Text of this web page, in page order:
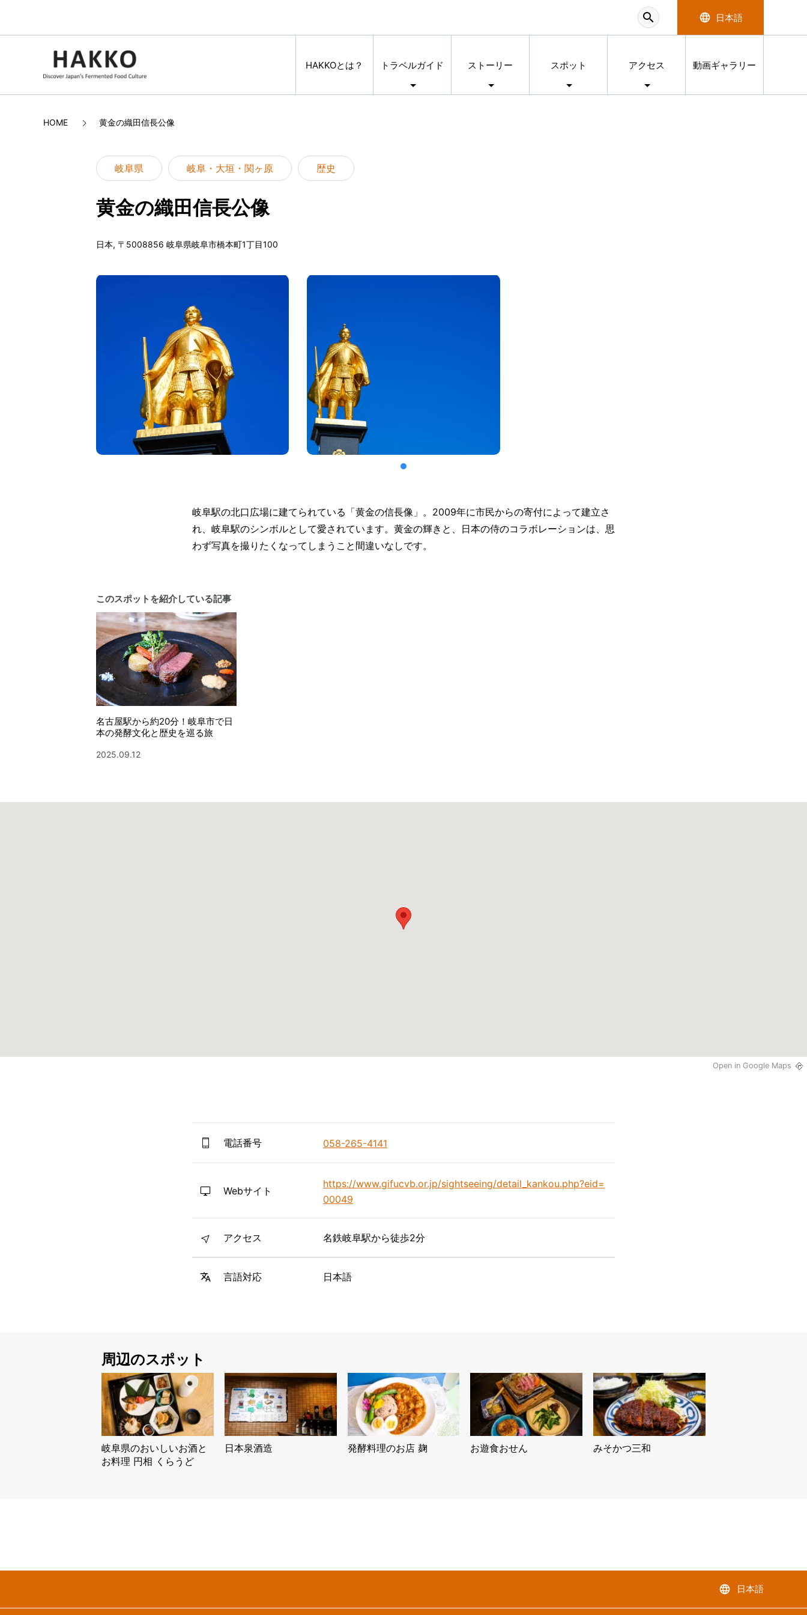
search language 日本語
HAKKOとは？ トラベルガイド ストーリー スポット アクセス 動画ギャラリー
HOME 黄金の織田信長公像
岐阜県 岐阜・大垣・関ヶ原 歴史
黄金の織田信長公像
日本, 〒5008856 岐阜県岐阜市橋本町1丁目100
岐阜駅の北口広場に建てられている「黄金の信長像」。2009年に市民からの寄付によって建立さ
れ、岐阜駅のシンボルとして愛されています。黄金の輝きと、日本の侍のコラボレーションは、思
わず写真を撮りたくなってしまうこと間違いなしです。
このスポットを紹介している記事
名古屋駅から約20分！岐阜市で日
本の発酵文化と歴史を巡る旅
2025.09.12
Open in Google Maps
電話番号 058-265-4141
Webサイト
https://www.gifucvb.or.jp/sightseeing/detail_kankou.php?eid=
00049
アクセス 名鉄岐阜駅から徒歩2分
言語対応 日本語
周辺のスポット
岐阜県のおいしいお酒と
お料理 円相 くらうど
日本泉酒造 発酵料理のお店 麹 お遊食おせん みそかつ三和
language 日本語